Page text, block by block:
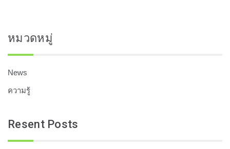
หมวดหมู่
News
ความรู้
Resent Posts